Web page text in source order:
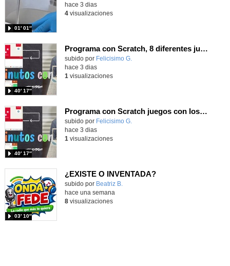
01′ 01″
hace 3 dias
4visualizaciones
Programa con Scratch, 8 diferentes juegos para vivir la emoción de los partidos de España en el mundial 2026
Contenido educativo.
subido por Felicisimo G.
40′ 17″
hace 3 dias
1 visualizaciones
Programa con Scratch juegos con los partidos del mundial 2026 ganados por España
Contenido educativo.
subido por Felicisimo G.
40′ 17″
hace 3 dias
1 visualizaciones
¿EXISTE O INVENTADA?
Contenido educativo.
subido por Beatriz B.
03′ 10″
hace una semana
8visualizaciones